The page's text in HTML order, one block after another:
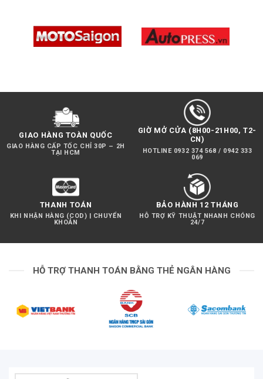
GIAO HÀNG TOÀN QUỐC
GIAO HÀNG CẤP TỐC CHỈ 30P – 2H
TẠI HCM
GIỜ MỞ CỬA (8H00-21H00, T2-
CN)
HOTLINE 0932 374 568 / 0942 333
069
THANH TOÁN
KHI NHẬN HÀNG (COD) | CHUYỂN
KHOẢN
BẢO HÀNH 12 THÁNG
HỖ TRỢ KỸ THUẬT NHANH CHÓNG
24/7
HỖ TRỢ THANH TOÁN BẰNG THẺ NGÂN HÀNG